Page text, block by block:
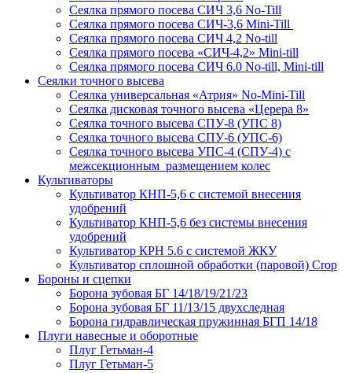
Сеялка прямого посева СИЧ 3,6 No-Till
Сеялка прямого посева СИЧ-3,6 Mini-Till
Сеялка прямого посева СИЧ 4,2 No-till
Сеялка прямого посева «СИЧ-4,2» Mini-till
Сеялка прямого посева СИЧ 6.0 No-till, Mini-till
Сеялки точного высева
Сеялка универсальная «Атрия» No-Mini-Till
Сеялка дисковая точного высева «Церера 8»
Сеялка точного высева СПУ-8 (УПС 8)
Сеялка точного высева СПУ-6 (УПС-6)
Сеялка точного высева УПС-4 (СПУ-4) с
межсекционным размещением колес
Культиваторы
Культиватор КНП-5,6 с системой внесения
удобрений
Культиватор КНП-5,6 без системы внесения
удобрений
Культиватор КРН 5.6 с системой ЖКУ
Культиватор сплошной обработки (паровой) Crop
Бороны и сцепки
Борона зубовая БГ 14/18/19/21/23
Борона зубовая БГ 11/13/15 двухследная
Борона гидравлическая пружинная БГП 14/18
Плуги навесные и оборотные
Плуг Гетьман-4
Плуг Гетьман-5